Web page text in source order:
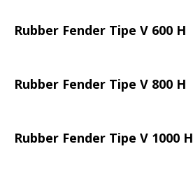
Rubber Fender Tipe V 600 H
Rubber Fender Tipe V 800 H
Rubber Fender Tipe V 1000 H